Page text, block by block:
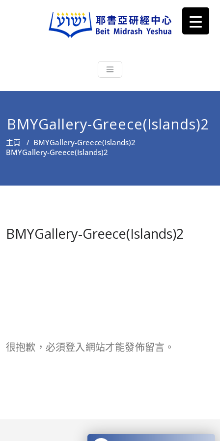
耶書亞研經中心
根源明白聖經，成為更好的門徒
BMYGallery-Greece(Islands)2
主頁 / BMYGallery-Greece(Islands)2
BMYGallery-Greece(Islands)2
BMYGallery-Greece(Islands)2
很抱歉，必須登入網站才能發佈留言。